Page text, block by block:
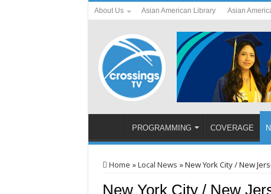
About Us Asian American Library Asian
PROGRAMMING COVERAGE
Home »Local News »New York City / New
New York City / New